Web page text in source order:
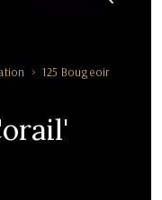
125 Bougeoir